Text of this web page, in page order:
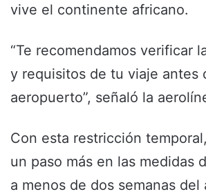
vive el continente africano.
“Te recomendamos verificar
y requisitos de tu viaje antes
aeropuerto”, señaló la
Con esta restricción
un paso más en las medidas
a menos de dos semanas del